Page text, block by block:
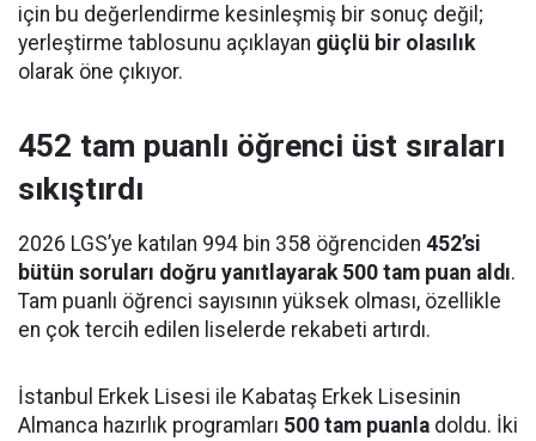
için bu değerlendirme kesinleşmiş bir sonuç değil;
yerleştirme tablosunu açıklayan güçlü bir olasılık
olarak öne çıkıyor.
452 tam puanlı öğrenci üst sıraları
sıkıştırdı
2026 LGS’ye katılan 994 bin 358 öğrenciden 452’si
bütün soruları doğru yanıtlayarak 500 tam puan aldı.
Tam puanlı öğrenci sayısının yüksek olması, özellikle
en çok tercih edilen liselerde rekabeti artırdı.
İstanbul Erkek Lisesi ile Kabataş Erkek Lisesinin
Almanca hazırlık programları 500 tam puanla doldu. İki